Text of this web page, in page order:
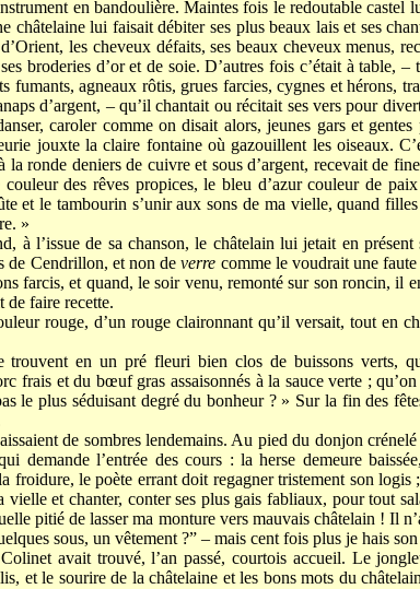
en bandoulière. Maintes fois le redoutable castel
châtelaine lui faisait débiter ses plus beaux lais et ses
les cheveux défaits, ses beaux cheveux menus,
broderies d’or et de soie. D’autres fois c’était à table,
fumants, agneaux rôtis, grues farcies, cygnes et hérons,
d’argent, – qu’il chantait ou récitait ses vers pour
caroler comme on disait alors, jeunes gars et
jouxte la claire fontaine où gazouillent les oiseaux.
ronde deniers de cuivre et sous d’argent, recevait de
des rêves propices, le bleu d’azur couleur de
et le tambourin s’unir aux sons de ma vielle, quand
»
à l’issue de sa chanson, le châtelain lui jetait en
de Cendrillon, et non deverre comme le voudrait une
farcis, et quand, le soir venu, remonté sur son roncin, il
de faire recette.
rouge, d’un rouge claironnant qu’il versait, tout en
en un pré fleuri bien clos de buissons verts,
frais et du bœuf gras assaisonnés à la sauce verte ;
le plus séduisant degré du bonheur ? » Sur la fin des
de sombres lendemains. Au pied du donjon
demande l’entrée des cours : la herse demeure
froidure, le poète errant doit regagner tristement son
et chanter, conter ses plus gais fabliaux, pour tout
pitié de lasser ma monture vers mauvais châtelain ! Il
sous, un vêtement ?” – mais cent fois plus je hais
avait trouvé, l’an passé, courtois accueil. Le
et le sourire de la châtelaine et les bons mots du